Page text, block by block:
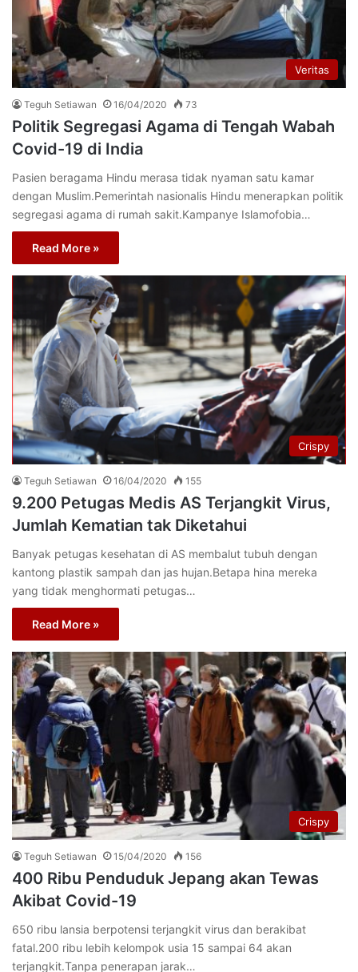
Veritas
Teguh Setiawan 16/04/2020 73
Politik Segregasi Agama di Tengah Wabah
Covid-19 di India
Pasien beragama Hindu merasa tidak nyaman satu kamar
dengan Muslim.Pemerintah nasionalis Hindu menerapkan politik
segregasi agama di rumah sakit.Kampanye Islamofobia…
Read More »
Crispy
Teguh Setiawan 16/04/2020 155
9.200 Petugas Medis AS Terjangkit Virus,
Jumlah Kematian tak Diketahui
Banyak petugas kesehatan di AS membalut tubuh dengan
kantong plastik sampah dan jas hujan.Betapa hina mereka
yang tidak menghormati petugas…
Read More »
Crispy
Teguh Setiawan 15/04/2020 156
400 Ribu Penduduk Jepang akan Tewas
Akibat Covid-19
650 ribu lansia berpotensi terjangkit virus dan berakibat
fatal.200 ribu lebih kelompok usia 15 sampai 64 akan
terjangkit.Tanpa penerapan jarak…